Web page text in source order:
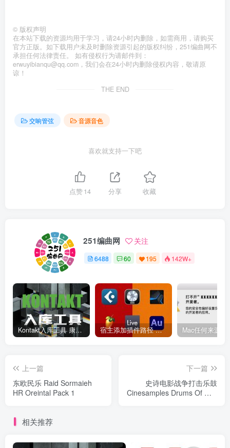
© 版权声明
在本站下载的资源均用于学习，请24小时内删除，如需商用，请购买
官方正版。如下载用户未及时删除资源引起的版权纠纷，251编曲网不
承担任何法律责任。 如有侵权行为请邮件到：
erwuyibianqu@qq.com，我们会在24小时内删除侵权内容，敬请原
谅！
THE END
交响管弦 音源音色
喜欢就支持一下吧
点赞14 分享 收藏
251编曲网 关注
6488 60 195 142W+
Kontakt入库工具 康泰克入库教程 宿主添加插件路径 插件路径设置 VSTPlugins路径
上一篇
东欧民乐 Raid Sormaieh
HR Oreintal Pack 1
下一篇
史诗电影战争打击乐鼓
Cinesamples Drums Of War
相关推荐